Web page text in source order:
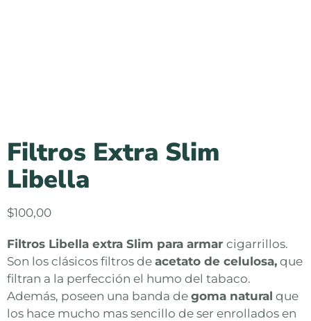
Filtros Extra Slim
Libella
$100,00
Filtros Libella extra Slim para armar cigarrillos.
Son los clásicos filtros de acetato de celulosa, que
filtran a la perfección el humo del tabaco.
Además, poseen una banda de goma natural que
los hace mucho mas sencillo de ser enrollados en